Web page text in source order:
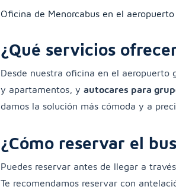
Oficina de Menorcabus en el aeropuerto
¿Qué servicios
Desde nuestra oficina en el aeropuerto
y apartamentos, y autocares para
damos la solución más cómoda y a
¿Cómo reservar el
Puedes reservar antes de llegar a
Te recomendamos reservar con